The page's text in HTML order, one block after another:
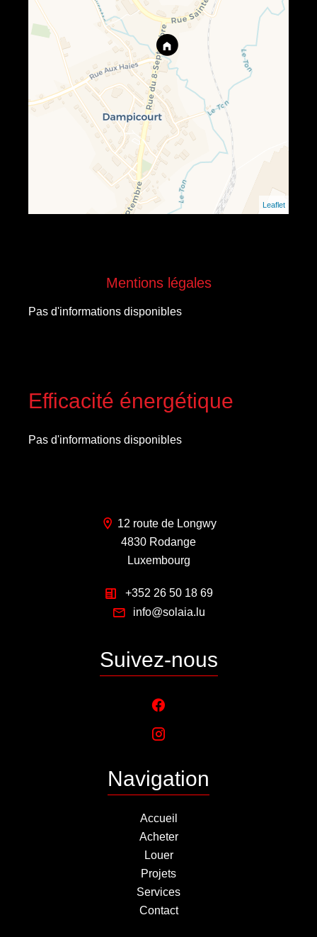
Leaflet
Mentions légales
Pas d'informations disponibles
Efficacité énergétique
Pas d'informations disponibles
12 route de Longwy
4830 Rodange
Luxembourg
+352 26 50 18 69
info@solaia.lu
Suivez-nous
Navigation
Accueil
Acheter
Louer
Projets
Services
Contact